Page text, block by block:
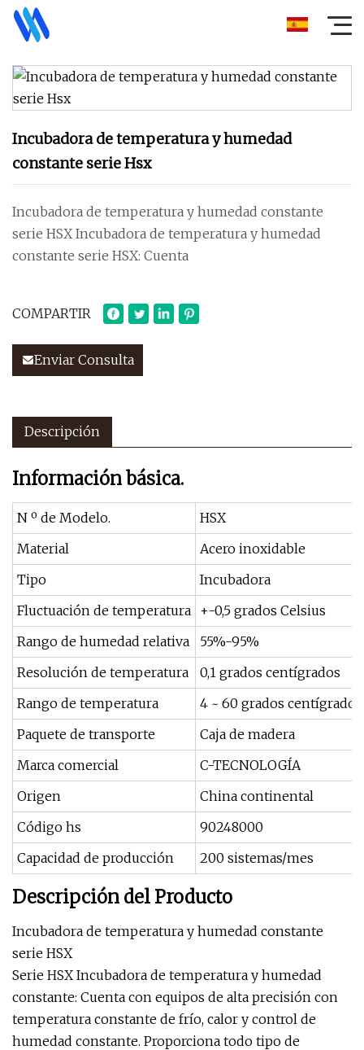
Incubadora de temperatura y humedad
constante serie Hsx
Incubadora de temperatura y humedad constante
serie HSX Incubadora de temperatura y humedad
constante serie HSX: Cuenta
COMPARTIR
Enviar Consulta
Descripción
Información básica.
N º de Modelo.
HSX
Material
Acero inoxidable
Tipo
Incubadora
Fluctuación de temperatura +-0,5 grados Celsius
Rango de humedad relativa
55%-95%
Resolución de temperatura
0,1 grados centígrados
Rango de temperatura
4 ~ 60 grados centígrados
Paquete de transporte
Caja de madera
Marca comercial
C-TECNOLOGÍA
Origen
China continental
Código hs
90248000
Capacidad de producción
200 sistemas/mes
Descripción del Producto
Incubadora de temperatura y humedad constante
serie HSX
Serie HSX Incubadora de temperatura y humedad
constante: Cuenta con equipos de alta precisión con
temperatura constante de frío, calor y control de
humedad constante. Proporciona todo tipo de